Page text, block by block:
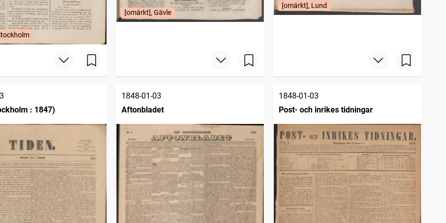
[omärkt], Gävle
[omärkt], Lund
: 1847)
1848-01-03
Aftonbladet
1848-01-03
Post- och inrikes tidningar